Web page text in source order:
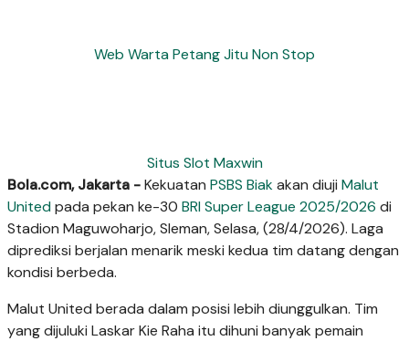
Web Warta Petang Jitu Non Stop
Situs Slot Maxwin
Bola.com, Jakarta -Kekuatan PSBS Biakakan diuji Malut
Unitedpada pekan ke-30 BRI Super League 2025/2026 di
Stadion Maguwoharjo, Sleman, Selasa, (28/4/2026). Laga
diprediksi berjalan menarik meski kedua tim datang dengan
kondisi berbeda.
Malut United berada dalam posisi lebih diunggulkan. Tim
yang dijuluki Laskar Kie Raha itu dihuni banyak pemain